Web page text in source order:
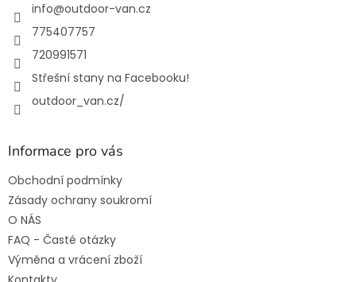
info@outdoor-van.cz
775407757
720991571
Střešní stany na Facebooku!
outdoor_van.cz/
Informace pro vás
Obchodní podmínky
Zásady ochrany soukromí
O NÁS
FAQ - Časté otázky
Výměna a vrácení zboží